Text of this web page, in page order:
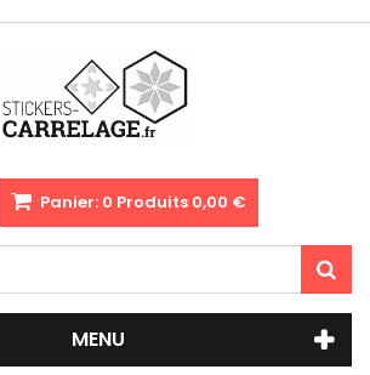
Panier: 0 Produits 0,00 €
MENU